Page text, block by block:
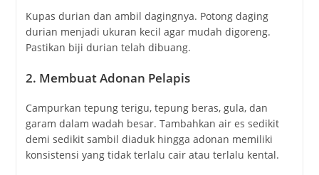
Kupas durian dan ambil dagingnya. Potong daging
durian menjadi ukuran kecil agar mudah digoreng.
Pastikan biji durian telah dibuang.
2. Membuat Adonan Pelapis
Campurkan tepung terigu, tepung beras, gula, dan
garam dalam wadah besar. Tambahkan air es sedikit
demi sedikit sambil diaduk hingga adonan memiliki
konsistensi yang tidak terlalu cair atau terlalu kental.